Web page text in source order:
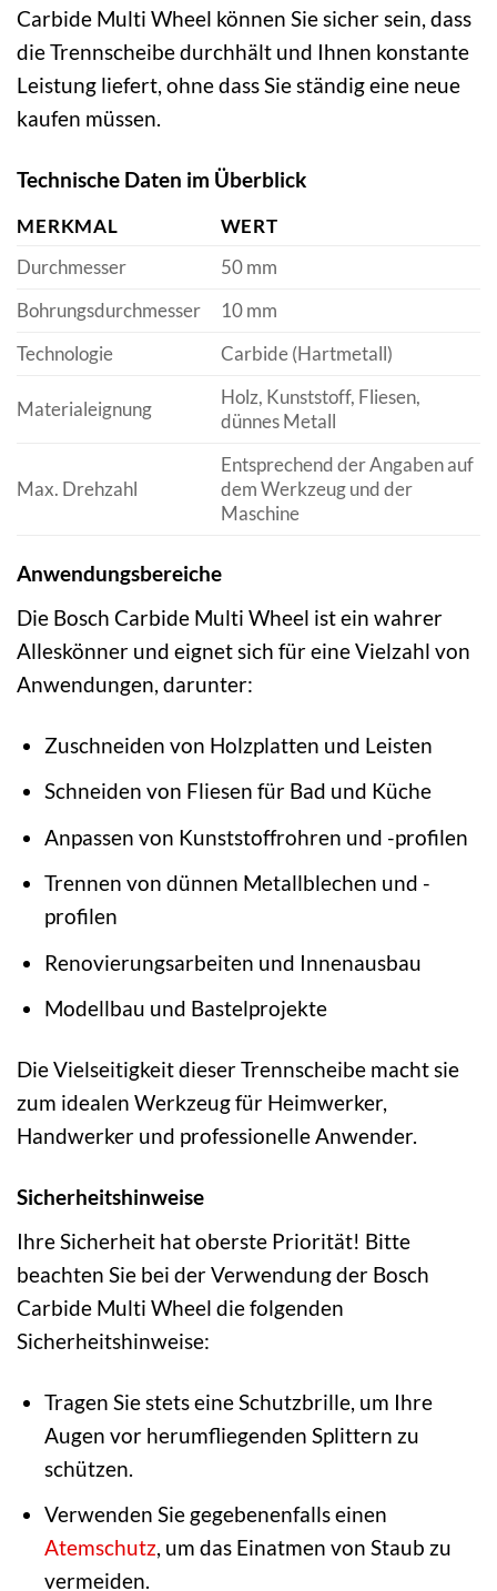
Carbide Multi Wheel können Sie sicher sein, dass
die Trennscheibe durchhält und Ihnen konstante
Leistung liefert, ohne dass Sie ständig eine neue
kaufen müssen.
Technische Daten im Überblick
MERKMAL
WERT
Durchmesser
50 mm
Bohrungsdurchmesser
10 mm
Technologie
Carbide (Hartmetall)
Materialeignung
Holz, Kunststoff, Fliesen,
dünnes Metall
Max. Drehzahl
Entsprechend der Angaben auf
dem Werkzeug und der
Maschine
Anwendungsbereiche
Die Bosch Carbide Multi Wheel ist ein wahrer
Alleskönner und eignet sich für eine Vielzahl von
Anwendungen, darunter:
Zuschneiden von Holzplatten und Leisten
Schneiden von Fliesen für Bad und Küche
Anpassen von Kunststoffrohren und -profilen
Trennen von dünnen Metallblechen und -
profilen
Renovierungsarbeiten und Innenausbau
Modellbau und Bastelprojekte
Die Vielseitigkeit dieser Trennscheibe macht sie
zum idealen Werkzeug für Heimwerker,
Handwerker und professionelle Anwender.
Sicherheitshinweise
Ihre Sicherheit hat oberste Priorität! Bitte
beachten Sie bei der Verwendung der Bosch
Carbide Multi Wheel die folgenden
Sicherheitshinweise:
Tragen Sie stets eine Schutzbrille, um Ihre
Augen vor herumfliegenden Splittern zu
schützen.
Verwenden Sie gegebenenfalls einen
Atemschutz, um das Einatmen von Staub zu
vermeiden.